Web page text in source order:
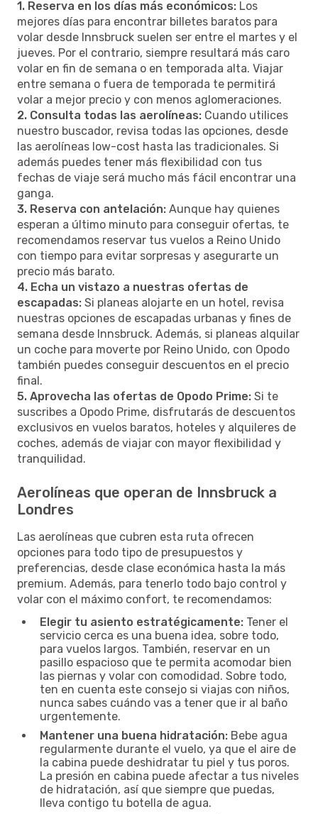
1. Reserva en los días más económicos: Los
mejores días para encontrar billetes baratos para
volar desde Innsbruck suelen ser entre el martes y el
jueves. Por el contrario, siempre resultará más caro
volar en fin de semana o en temporada alta. Viajar
entre semana o fuera de temporada te permitirá
volar a mejor precio y con menos aglomeraciones.
2. Consulta todas las aerolíneas: Cuando utilices
nuestro buscador, revisa todas las opciones, desde
las aerolíneas low-cost hasta las tradicionales. Si
además puedes tener más flexibilidad con tus
fechas de viaje será mucho más fácil encontrar una
ganga.
3. Reserva con antelación: Aunque hay quienes
esperan a último minuto para conseguir ofertas, te
recomendamos reservar tus vuelos a Reino Unido
con tiempo para evitar sorpresas y asegurarte un
precio más barato.
4. Echa un vistazo a nuestras ofertas de
escapadas: Si planeas alojarte en un hotel, revisa
nuestras opciones de escapadas urbanas y fines de
semana desde Innsbruck. Además, si planeas alquilar
un coche para moverte por Reino Unido, con Opodo
también puedes conseguir descuentos en el precio
final.
5. Aprovecha las ofertas de Opodo Prime: Si te
suscribes a Opodo Prime, disfrutarás de descuentos
exclusivos en vuelos baratos, hoteles y alquileres de
coches, además de viajar con mayor flexibilidad y
tranquilidad.
Aerolíneas que operan de Innsbruck a
Londres
Las aerolíneas que cubren esta ruta ofrecen
opciones para todo tipo de presupuestos y
preferencias, desde clase económica hasta la más
premium. Además, para tenerlo todo bajo control y
volar con el máximo confort, te recomendamos:
Elegir tu asiento estratégicamente: Tener el
servicio cerca es una buena idea, sobre todo,
para vuelos largos. También, reservar en un
pasillo espacioso que te permita acomodar bien
las piernas y volar con comodidad. Sobre todo,
ten en cuenta este consejo si viajas con niños,
nunca sabes cuándo vas a tener que ir al baño
urgentemente.
Mantener una buena hidratación: Bebe agua
regularmente durante el vuelo, ya que el aire de
la cabina puede deshidratar tu piel y tus poros.
La presión en cabina puede afectar a tus niveles
de hidratación, así que siempre que puedas,
lleva contigo tu botella de agua.